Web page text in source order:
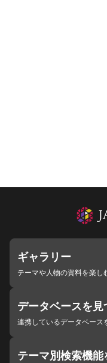
ギャラリー
テーマや人物の資料を楽し
データベースを見
連携しているデータベース
テーマ別検索機能